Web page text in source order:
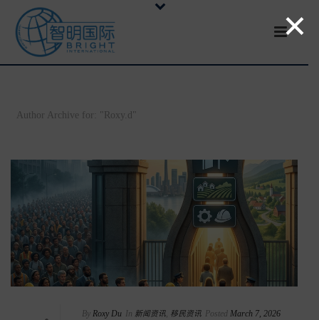
Author Archive for: "Roxy.d"
By Roxy Du In 新闻资讯 移民资讯 Posted March 7, 2026
×